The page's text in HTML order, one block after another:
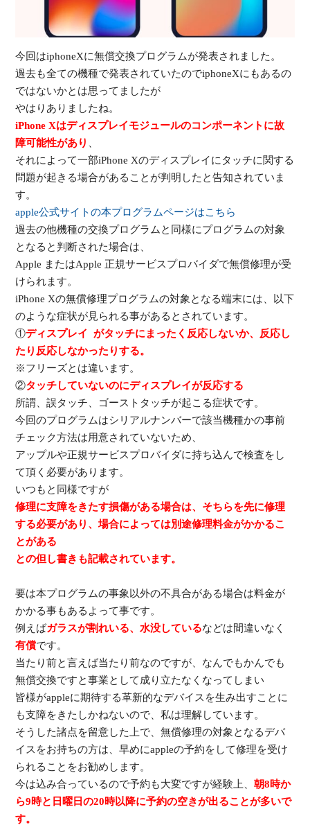
今回はiphoneXに無償交換プログラムが発表されました。
過去も全ての機種で発表されていたのでiphoneXにもあるの
ではないかとは思ってましたが
やはりありましたね。
iPhone Xはディスプレイモジュールのコンポーネントに故
障可能性があり
それによって一部iPhone Xのディスプレイにタッチに関する
問題が起きる場合があることが判明したと告知されていま
す。
apple公式サイトの本プログラムページはこちら
過去の他機種の交換プログラムと同様にプログラムの対象
となると判断された場合は、
Apple またはApple 正規サービスプロバイダで無償修理が受
けられます。
iPhone Xの無償修理プログラムの対象となる端末には、以下
のような症状が見られる事があるとされています。
①ディスプレイ がタッチにまったく反応しないか、反応し
たり反応しなかったりする。
※フリーズとは違います。
②タッチしていないのにディスプレイが反応する
所謂、誤タッチ、ゴーストタッチが起こる症状です。
今回のプログラムはシリアルナンバーで該当機種かの事前
チェック方法は用意されていないため、
アップルや正規サービスプロバイダに持ち込んで検査をし
て頂く必要があります。
いつもと同様ですが
修理に支障をきたす損傷がある場合は、そちらを先に修理
する必要があり、場合によっては別途修理料金がかかるこ
とがある
との但し書きも記載されています。
要は本プログラムの事象以外の不具合がある場合は料金が
かかる事もあるよって事です。
例えばガラスが割れいる、水没しているなどは間違いなく
有償です。
当たり前と言えば当たり前なのですが、なんでもかんでも
無償交換ですと事業として成り立たなくなってしまい
皆様がappleに期待する革新的なデバイスを生み出すことに
も支障をきたしかねないので、私は理解しています。
そうした諸点を留意した上で、無償修理の対象となるデバ
イスをお持ちの方は、早めにappleの予約をして修理を受け
られることをお勧めします。
今は込み合っているので予約も大変ですが経験上、朝8時か
ら9時と日曜日の20時以降に予約の空きが出ることが多いで
す。